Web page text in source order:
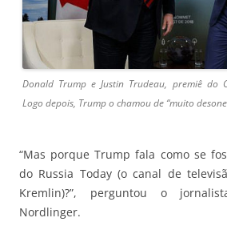
Donald Trump e Justin Trudeau, premiê do
Logo depois, Trump o chamou de “muito
“Mas porque Trump fala como se
do Russia Today (o canal de
Kremlin)?”, perguntou o
Nordlinger.